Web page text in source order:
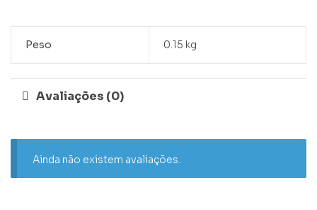
Peso 0.15 kg
Avaliações (0)
Ainda não existem avaliações.